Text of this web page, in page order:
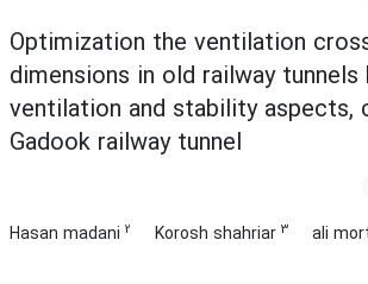
Optimization the ventilation
dimensions in old railway tunnels
ventilation and stability aspects,
Gadook railway tunnel
Hasan madani 2 Korosh shahriar 3 ali